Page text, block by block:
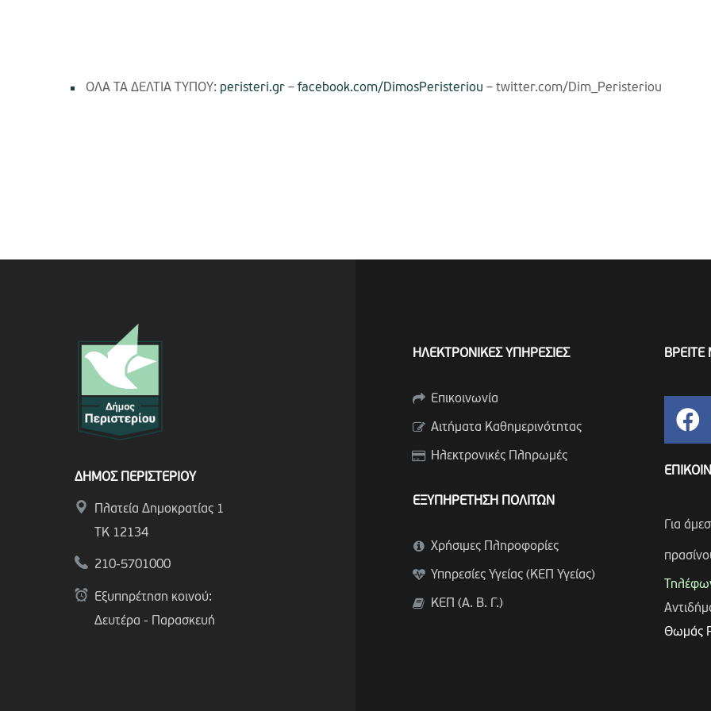
ΟΛΑ ΤΑ ΔΕΛΤΙΑ ΤΥΠΟΥ: peristeri.gr – facebook.com/DimosPeristeriou – twitter.com/Dim_Peristeriou
ΔΗΜΟΣ ΠΕΡΙΣΤΕΡΙΟΥ
Πλατεία Δημοκρατίας 1
ΤΚ 12134
210-5701000
Εξυπηρέτηση κοινού:
Δευτέρα - Παρασκευή
ΗΛΕΚΤΡΟΝΙΚΕΣ ΥΠΗΡΕΣΙΕΣ
Επικοινωνία
Αιτήματα Καθημερινότητας
Ηλεκτρονικές Πληρωμές
ΕΞΥΠΗΡΕΤΗΣΗ ΠΟΛΙΤΩΝ
Χρήσιμες Πληροφορίες
Υπηρεσίες Υγείας (ΚΕΠ Υγείας)
ΚΕΠ (Α. Β. Γ.)
ΒΡΕΙΤΕ
Για
Θωμάς